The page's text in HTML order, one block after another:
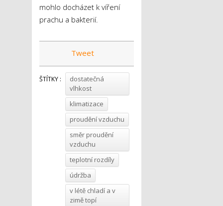
mohlo docházet k víření
prachu a bakterií.
Tweet
ŠTÍTKY :
dostatečná
vlhkost
klimatizace
proudění vzduchu
směr proudění
vzduchu
teplotní rozdíly
údržba
v létě chladí a v
zimě topí